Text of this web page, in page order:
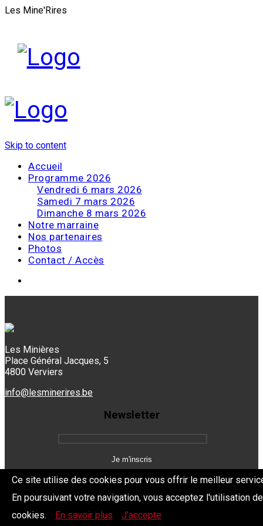
Les Mine'Rires
Skip to content
Accueil
Programme 2026
Vendredi 6 mars 2026
Samedi 7 mars 2026
Dimanche 8 mars 2026
Notre marraine
Nos partenaires
Photos
Contact / Accès
Les Minières
Place Général Jacques, 5
4800 Verviers
info@lesminerires.be
Newsletter
Copyright 2026 Les Mine'Rires - Politique de confidentialité
Ce site utilise des cookies pour vous offrir le meilleur
En poursuivant votre navigation, vous acceptez l'utilisation
cookies.
En savoir plus J'accepte